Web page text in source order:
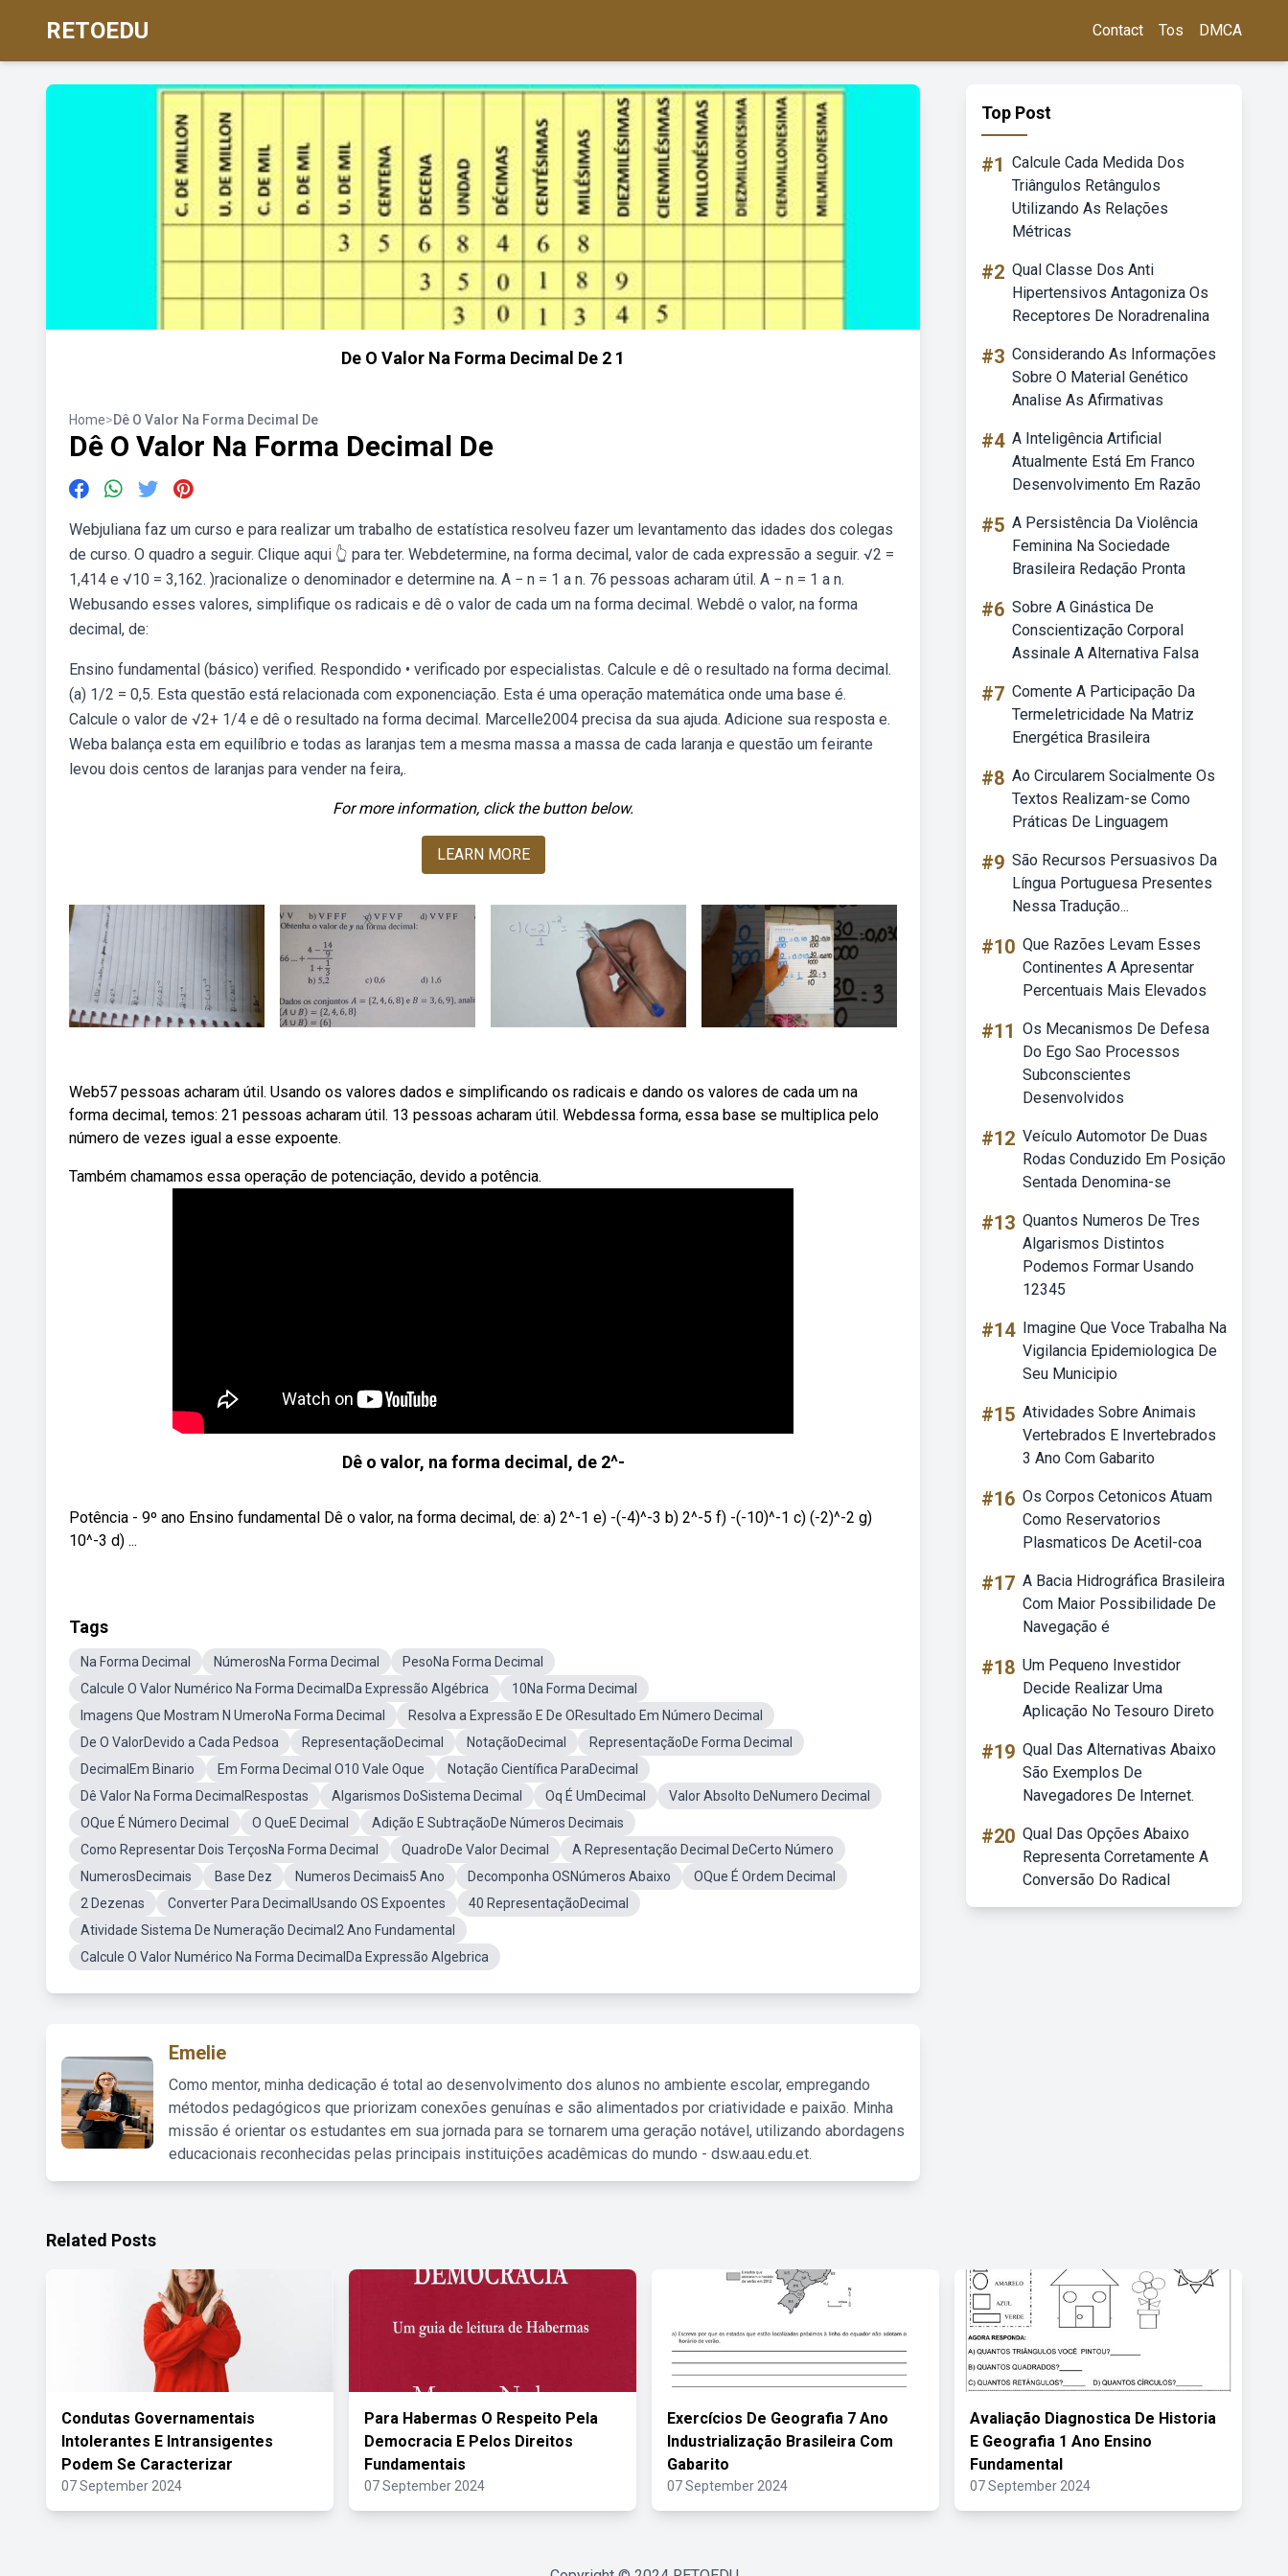
RETOEDU Contact Tos DMCA
De O Valor Na Forma Decimal De 2 1
Home>Dê O Valor Na Forma Decimal De
Dê O Valor Na Forma Decimal De
Webjuliana faz um curso e para realizar um trabalho de estatística resolveu fazer um levantamento das idades dos colegas
de curso. O quadro a seguir. Clique aqui 👆 para ter. Webdetermine, na forma decimal, valor de cada expressão a seguir. √2 =
1,414 e √10 = 3,162. )racionalize o denominador e determine na. A − n = 1 a n. 76 pessoas acharam útil. A − n = 1 a n.
Webusando esses valores, simplifique os radicais e dê o valor de cada um na forma decimal. Webdê o valor, na forma
decimal, de:
Ensino fundamental (básico) verified. Respondido • verificado por especialistas. Calcule e dê o resultado na forma decimal.
(a) 1/2 = 0,5. Esta questão está relacionada com exponenciação. Esta é uma operação matemática onde uma base é.
Calcule o valor de √2+ 1/4 e dê o resultado na forma decimal. Marcelle2004 precisa da sua ajuda. Adicione sua resposta e.
Weba balança esta em equilíbrio e todas as laranjas tem a mesma massa a massa de cada laranja e questão um feirante
levou dois centos de laranjas para vender na feira,.
For more information, click the button below.
LEARN MORE
Web57 pessoas acharam útil. Usando os valores dados e simplificando os radicais e dando os valores de cada um na
forma decimal, temos: 21 pessoas acharam útil. 13 pessoas acharam útil. Webdessa forma, essa base se multiplica pelo
número de vezes igual a esse expoente.
Também chamamos essa operação de potenciação, devido a potência.
Dê o valor, na forma decimal, de 2^-
Potência - 9º ano Ensino fundamental Dê o valor, na forma decimal, de: a) 2^-1 e) -(-4)^-3 b) 2^-5 f) -(-10)^-1 c) (-2)^-2 g)
10^-3 d) ...
Tags
Na Forma Decimal NúmerosNa Forma Decimal
PesoNa Forma Decimal
Calcule O Valor Numérico Na Forma DecimalDa Expressão Algébrica
10Na Forma Decimal
Imagens Que Mostram N UmeroNa Forma Decimal
Resolva a Expressão E De OResultado Em Número Decimal
De O ValorDevido a Cada Pedsoa
RepresentaçãoDecimal NotaçãoDecimal
RepresentaçãoDe Forma Decimal
DecimalEm Binario
Em Forma Decimal O10 Vale Oque
Notação Científica ParaDecimal
Dê Valor Na Forma DecimalRespostas
Algarismos DoSistema Decimal Oq É UmDecimal
Valor Absolto DeNumero Decimal
OQue É Número Decimal
O QueE Decimal
Adição E SubtraçãoDe Números Decimais
Como Representar Dois TerçosNa Forma Decimal
QuadroDe Valor Decimal
A Representação Decimal DeCerto Número
NumerosDecimais
Base Dez Numeros Decimais5 Ano Decomponha OSNúmeros Abaixo
OQue É Ordem Decimal
2 Dezenas
Converter Para DecimalUsando OS Expoentes
40 RepresentaçãoDecimal
Atividade Sistema De Numeração Decimal2 Ano Fundamental
Calcule O Valor Numérico Na Forma DecimalDa Expressão Algebrica
Emelie
Como mentor, minha dedicação é total ao desenvolvimento dos alunos no ambiente escolar, empregando
métodos pedagógicos que priorizam conexões genuínas e são alimentados por criatividade e paixão. Minha
missão é orientar os estudantes em sua jornada para se tornarem uma geração notável, utilizando abordagens
educacionais reconhecidas pelas principais instituições acadêmicas do mundo - dsw.aau.edu.et.
Top Post
#1 Calcule Cada Medida Dos
Triângulos Retângulos
Utilizando As Relações
Métricas
#2 Qual Classe Dos Anti
Hipertensivos Antagoniza Os
Receptores De Noradrenalina
#3 Considerando As Informações
Sobre O Material Genético
Analise As Afirmativas
#4 A Inteligência Artificial
Atualmente Está Em Franco
Desenvolvimento Em Razão
#5 A Persistência Da Violência
Feminina Na Sociedade
Brasileira Redação Pronta
#6 Sobre A Ginástica De
Conscientização Corporal
Assinale A Alternativa Falsa
#7 Comente A Participação Da
Termeletricidade Na Matriz
Energética Brasileira
#8 Ao Circularem Socialmente Os
Textos Realizam-se Como
Práticas De Linguagem
#9 São Recursos Persuasivos Da
Língua Portuguesa Presentes
Nessa Tradução...
#10 Que Razões Levam Esses
Continentes A Apresentar
Percentuais Mais Elevados
#11 Os Mecanismos De Defesa
Do Ego Sao Processos
Subconscientes
Desenvolvidos
#12 Veículo Automotor De Duas
Rodas Conduzido Em Posição
Sentada Denomina-se
#13 Quantos Numeros De Tres
Algarismos Distintos
Podemos Formar Usando
12345
#14 Imagine Que Voce Trabalha Na
Vigilancia Epidemiologica De
Seu Municipio
#15 Atividades Sobre Animais
Vertebrados E Invertebrados
3 Ano Com Gabarito
#16 Os Corpos Cetonicos Atuam
Como Reservatorios
Plasmaticos De Acetil-coa
#17 A Bacia Hidrográfica Brasileira
Com Maior Possibilidade De
Navegação é
#18 Um Pequeno Investidor
Decide Realizar Uma
Aplicação No Tesouro Direto
#19 Qual Das Alternativas Abaixo
São Exemplos De
Navegadores De Internet.
#20 Qual Das Opções Abaixo
Representa Corretamente A
Conversão Do Radical
Related Posts
Condutas Governamentais
Intolerantes E Intransigentes
Podem Se Caracterizar
07 September 2024
Para Habermas O Respeito Pela
Democracia E Pelos Direitos
Fundamentais
07 September 2024
Exercícios De Geografia 7 Ano
Industrialização Brasileira Com
Gabarito
07 September 2024
Avaliação Diagnostica De Historia
E Geografia 1 Ano Ensino
Fundamental
07 September 2024